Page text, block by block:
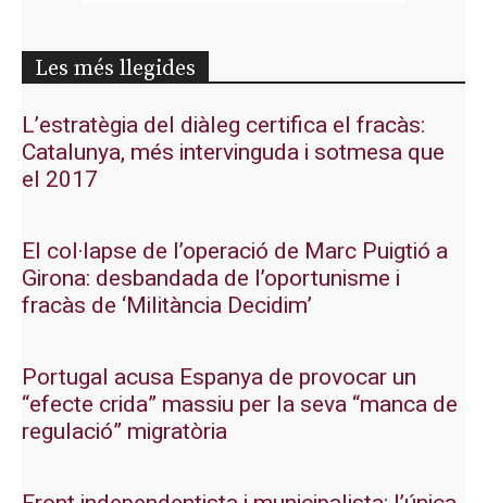
Les més llegides
L’estratègia del diàleg certifica el fracàs:
Catalunya, més intervinguda i sotmesa que
el 2017
El col·lapse de l’operació de Marc Puigtió a
Girona: desbandada de l’oportunisme i
fracàs de ‘Militància Decidim’
Portugal acusa Espanya de provocar un
“efecte crida” massiu per la seva “manca de
regulació” migratòria